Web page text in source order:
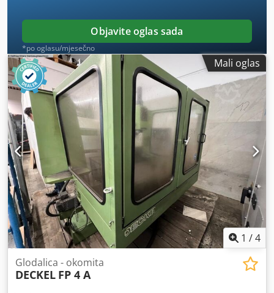
Objavite oglas sada
*po oglasu/mjesečno
Mali oglas
1 /4
Glodalica - okomita
DECKEL FP 4 A